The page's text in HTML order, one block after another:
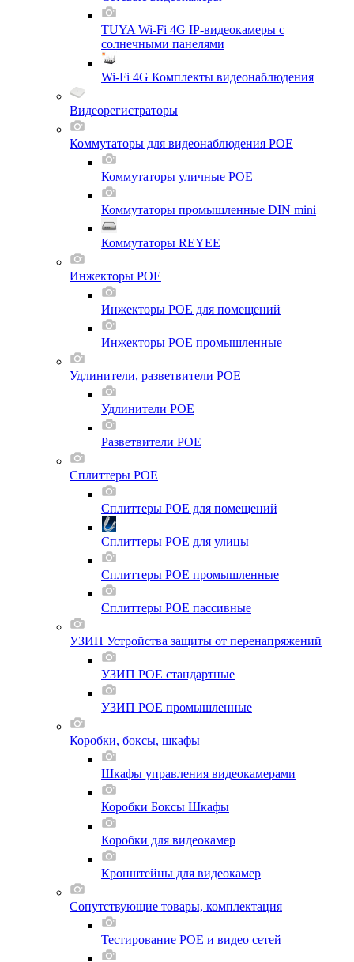
TUYA Wi-Fi 4G IP-видеокамеры с
солнечными панелями
Wi-Fi 4G Комплекты видеонаблюдения
Видеорегистраторы
Коммутаторы для видеонаблюдения POE
Коммутаторы уличные POE
Коммутаторы промышленные DIN mini
Коммутаторы REYEE
Инжекторы POE
Инжекторы POE для помещений
Инжекторы POE промышленные
Удлинители, разветвители POE
Удлинители POE
Разветвители POE
Сплиттеры POE
Сплиттеры POE для помещений
Сплиттеры POE для улицы
Сплиттеры POE промышленные
Сплиттеры POE пассивные
УЗИП Устройства защиты от перенапряжений
УЗИП POE стандартные
УЗИП POE промышленные
Коробки, боксы, шкафы
Шкафы управления видеокамерами
Коробки Боксы Шкафы
Коробки для видеокамер
Кронштейны для видеокамер
Сопутствующие товары, комплектация
Тестирование POE и видео сетей